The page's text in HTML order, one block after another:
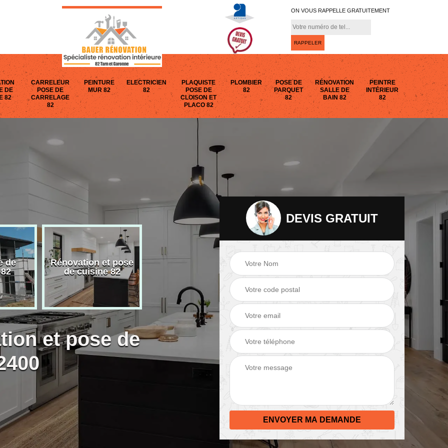
ON VOUS RAPPELLE GRATUITEMENT
DE
82
CARRELEUR
POSE DE
CARRELAGE
82
PEINTURE
MUR 82
ELECTRICIEN
82
PLAQUISTE
POSE DE
CLOISON ET
PLACO 82
PLOMBIER
82
POSE DE
PARQUET
82
RÉNOVATION
SALLE DE
BAIN 82
PEINTRE
INTÉRIEUR
82
de
Rénovation et pose
de cuisine 82
Carreleur pose de
carrelage 82
Peinture mur 82 Electricien 82
et pose de
DEVIS GRATUIT